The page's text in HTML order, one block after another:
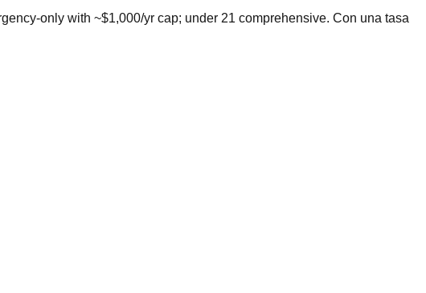
only with ~$1,000/yr cap; under 21 comprehensive. Con una tasa